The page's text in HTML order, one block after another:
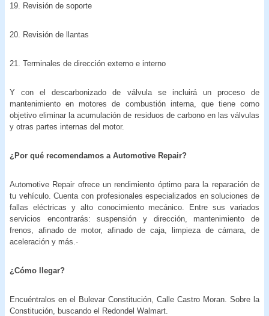
19. Revisión de soporte
20. Revisión de llantas
21. Terminales de dirección externo e interno
Y con el descarbonizado de válvula se incluirá un proceso de
mantenimiento en motores de combustión interna, que tiene como
objetivo eliminar la acumulación de residuos de carbono en las válvulas
y otras partes internas del motor.
¿Por qué recomendamos a Automotive Repair?
Automotive Repair ofrece un rendimiento óptimo para la reparación de
tu vehículo. Cuenta con profesionales especializados en soluciones de
fallas eléctricas y alto conocimiento mecánico. Entre sus variados
servicios encontrarás: suspensión y dirección, mantenimiento de
frenos, afinado de motor, afinado de caja, limpieza de cámara, de
aceleración y más.·
¿Cómo llegar?
Encuéntralos en el Bulevar Constitución, Calle Castro Moran. Sobre la
Constitución, buscando el Redondel Walmart.